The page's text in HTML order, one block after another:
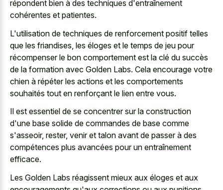
répondent bien à des techniques d'entraînement
cohérentes et patientes.
L'utilisation de techniques de renforcement positif telles
que les friandises, les éloges et le temps de jeu pour
récompenser le bon comportement est la clé du succès
de la formation avec Golden Labs. Cela encourage votre
chien à répéter les actions et les comportements
souhaités tout en renforçant le lien entre vous.
Il est essentiel de se concentrer sur la construction
d'une base solide de commandes de base comme
s'asseoir, rester, venir et talon avant de passer à des
compétences plus avancées pour un entraînement
efficace.
Les Golden Labs réagissent mieux aux éloges et aux